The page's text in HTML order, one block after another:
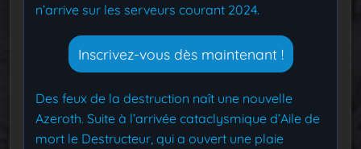
n’arrive sur les serveurs courant 2024.
Inscrivez-vous dès maintenant !
Des feux de la destruction naît une nouvelle
Azeroth. Suite à l’arrivée cataclysmique d’Aile de
mort le Destructeur, qui a ouvert une plaie